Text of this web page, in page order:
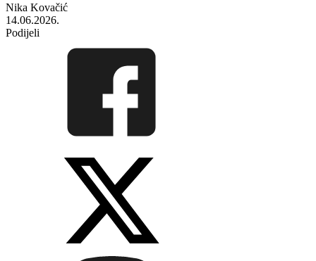
Nika Kovačić
14.06.2026.
Podijeli